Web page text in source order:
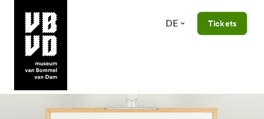
museum van Bommel van Dam
DE Tickets